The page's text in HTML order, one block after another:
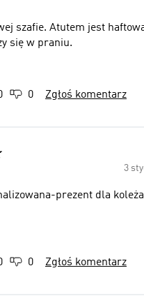
szafie. Atutem jest
się w praniu.
0 Zgłoś komentarz
3
prezent dla
0 Zgłoś komentarz